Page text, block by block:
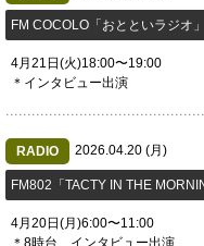
FM COCOLO「おとといラジオ」
4月21日(火)18:00〜19:00
＊インタビュー出演
RADIO 2026.04.20 (月)
FM802「TACTY IN THE
4月20日(月)6:00〜11:00
＊8時台、インタビュー出演